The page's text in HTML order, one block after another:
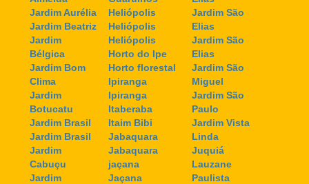
Jardim Aurélia
Jardim Beatriz
Jardim
Bélgica
Jardim Bom
Clima
Jardim
Botucatu
Jardim Brasil
Jardim Brasil
Jardim
Cabuçu
Jardim
Heliópolis
Heliópolis
Heliópolis
Horto do Ipe
Horto florestal
Ipiranga
Ipiranga
Itaberaba
Itaim Bibi
Jabaquara
Jabaquara
jaçana
Jaçana
Jardim São
Elias
Jardim São
Elias
Jardim São
Miguel
Jardim São
Paulo
Jardim Vista
Linda
Juquiá
Lauzane
Paulista